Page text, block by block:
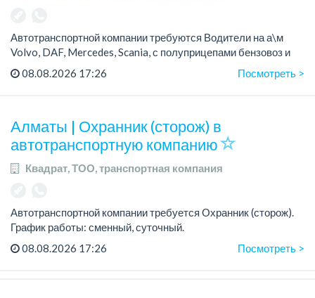
Автотранспортной компании требуются Водители на а\м
Volvo, DAF, Mercedes, Scania, с полуприцепами бензовоз и
битумовоз.
- Опыт эксплу...
08.08.2026 17:26 Посмотреть >
Алматы | Охранник (сторож) в
автотранспортную компанию
Квадрат, ТОО, транспортная компания
Автотранспортной компании требуется Охранник (сторож).
График работы: сменный, суточный.
Зарплата: от 15 000 до 22 000 тенге/смена.
08.08.2026 17:26 Посмотреть >